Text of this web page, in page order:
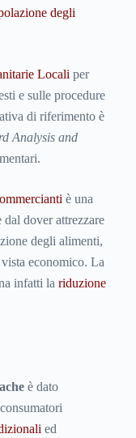
degli
Locali per
e sulle procedure
di riferimento è
Analysis and
è una
dal dover attrezzare
degli alimenti,
economico. La
infatti la riduzione
è dato
ed